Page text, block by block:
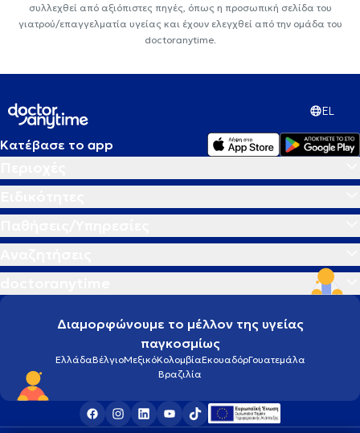
συλλεχθεί από αξιόπιστες πηγές, όπως η προσωπική σελίδα του
γιατρού/επαγγελματία υγείας και έχουν ελεγχθεί από την ομάδα του
doctoranytime.
EL
Κατέβασε το app
Διαμορφώνουμε το μέλλον της υγείας
παγκοσμίως
ΕλλάδαΒέλγιοΜεξικόΚολομβίαΕκουαδόρΓουατεμάλα
Βραζιλία